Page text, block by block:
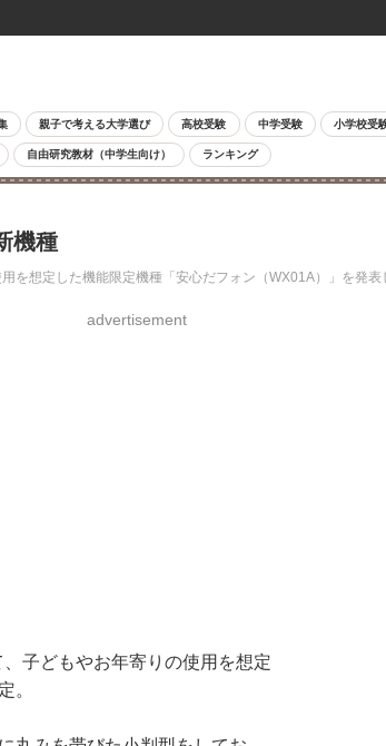
親子で考える大学選び 高校受験 中学受験 小学校受
自由研究教材（中学生向け） ランキング
機種
を想定した機能限定機種「安心だフォン（WX01A）」を発表
advertisement
子どもやお年寄りの使用を想定
。